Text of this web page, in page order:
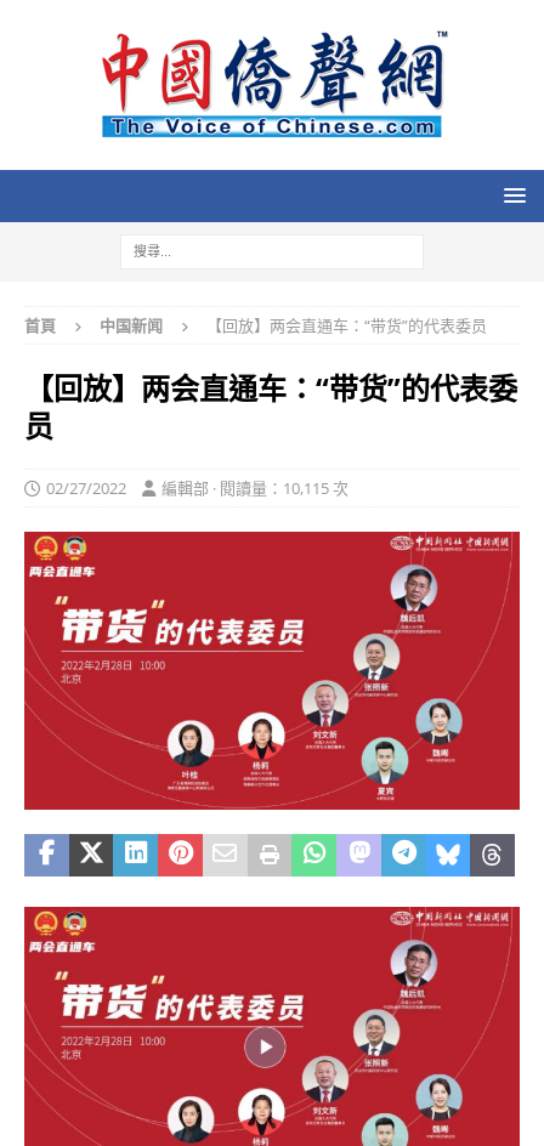
首頁 中国新闻 【回放】两会直通车：“带货”的代表委员
【回放】两会直通车：“带货”的代表委
员
02/27/2022 編輯部 · 閱讀量：10,115 次